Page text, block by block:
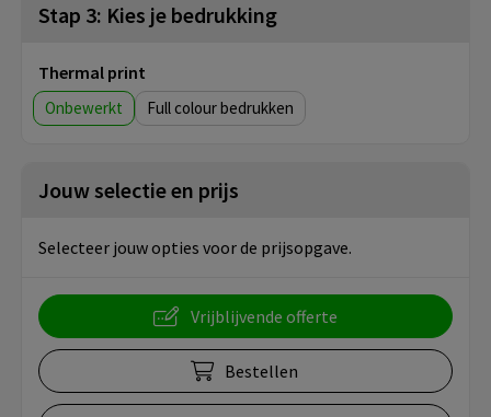
Stap 3: Kies je bedrukking
Thermal print
Onbewerkt Full colour
Jouw selectie en prijs
Selecteer jouw opties voor de prijsopgave.
Vrijblijvende offerte
Bestellen